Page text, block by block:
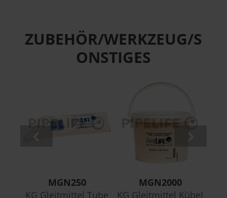
ZUBEHÖR/WERKZEUG/S
ONSTIGES
MGN250
KG Gleitmittel Tube
MGN2000
KG Gleitmittel Kübel